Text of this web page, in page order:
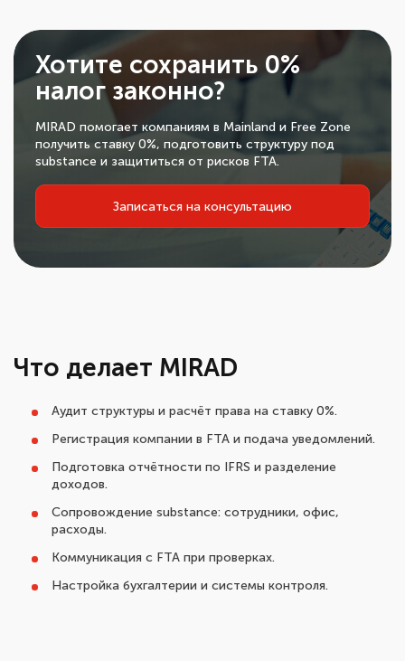
Хотите сохранить 0%
налог законно?
MIRAD помогает компаниям в Mainland и Free Zone
получить ставку 0%, подготовить структуру под
substance и защититься от рисков FTA.
Записаться на консультацию
Что делает MIRAD
Аудит структуры и расчёт права на ставку 0%.
Регистрация компании в FTA и подача уведомлений.
Подготовка отчётности по IFRS и разделение
доходов.
Сопровождение substance: сотрудники, офис,
расходы.
Коммуникация с FTA при проверках.
Настройка бухгалтерии и системы контроля.